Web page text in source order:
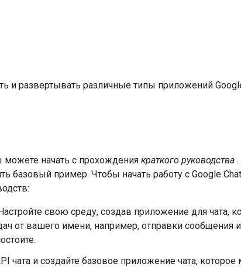
и развертывать различные типы приложений
можете начать с прохождения краткого руководства
базовый пример. Чтобы начать работу с Google
свою среду, создав приложение для чата,
от вашего имени, например, отправки сообщения
чата и создайте базовое приложение чата,